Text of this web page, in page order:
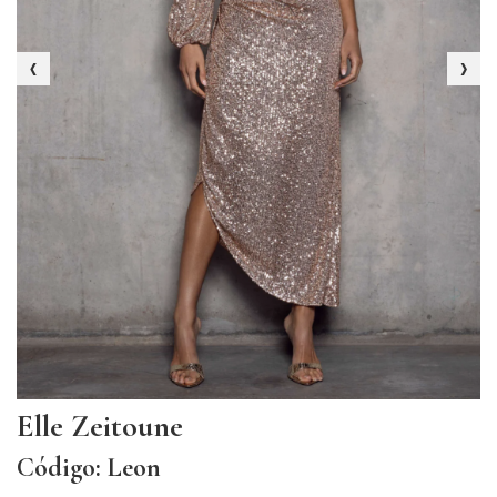
‹ ›
Elle Zeitoune
Código: Leon